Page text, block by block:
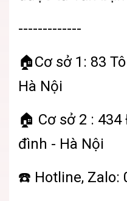
-------------
🏠Cơ sở 1: 83
Hà Nội
🏠 Cơ sở 2 :
đình - Hà Nội
☎️ Hotline, Zalo: